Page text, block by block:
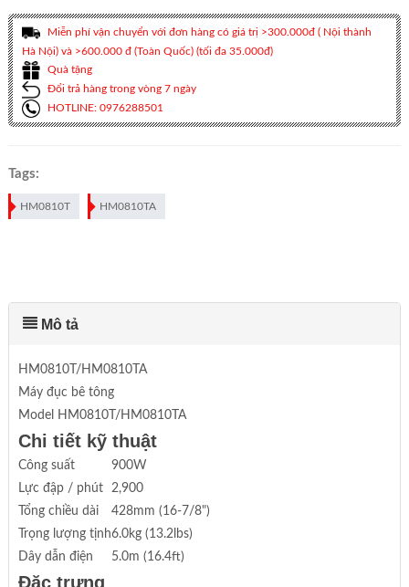
Miễn phí vận chuyển với đơn hàng có giá trị >300.000đ ( Nội thành
Hà Nội) và >600.000 đ (Toàn Quốc) (tối đa 35.000đ)
Quà tặng
Đổi trả hàng trong vòng 7 ngày
HOTLINE: 0976288501
Tags:
HM0810T HM0810TA
Mô tả
HM0810T/HM0810TA
Máy đục bê tông
Model HM0810T/HM0810TA
Chi tiết kỹ thuật
Công suất
900W
Lực đập / phút
2,900
Tổng chiều dài
428mm (16-7/8")
Trọng lượng tịnh6.0kg (13.2lbs)
Dây dẫn điện
5.0m (16.4ft)
Đặc trưng